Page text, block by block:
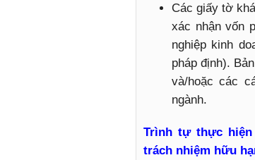
Các giấy tờ
xác nhận vốn
nghiệp kinh
pháp định).
và/hoặc các
ngành.
Trình tự thực hiện
trách nhiệm hữu